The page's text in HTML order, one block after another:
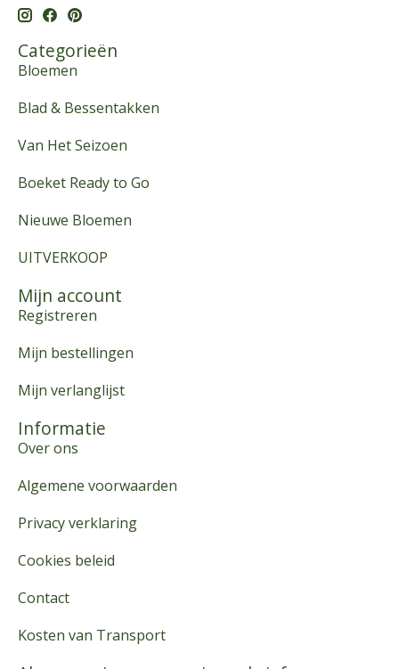
Categorieën
Bloemen
Blad & Bessentakken
Van Het Seizoen
Boeket Ready to Go
Nieuwe Bloemen
UITVERKOOP
Mijn account
Registreren
Mijn bestellingen
Mijn verlanglijst
Informatie
Over ons
Algemene voorwaarden
Privacy verklaring
Cookies beleid
Contact
Kosten van Transport